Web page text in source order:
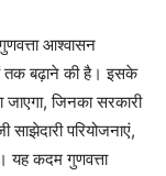
आश्वासन
तक बढ़ाने की है। इसके
जिनका सरकारी
परियोजनाएं,
यह कदम गुणवत्ता